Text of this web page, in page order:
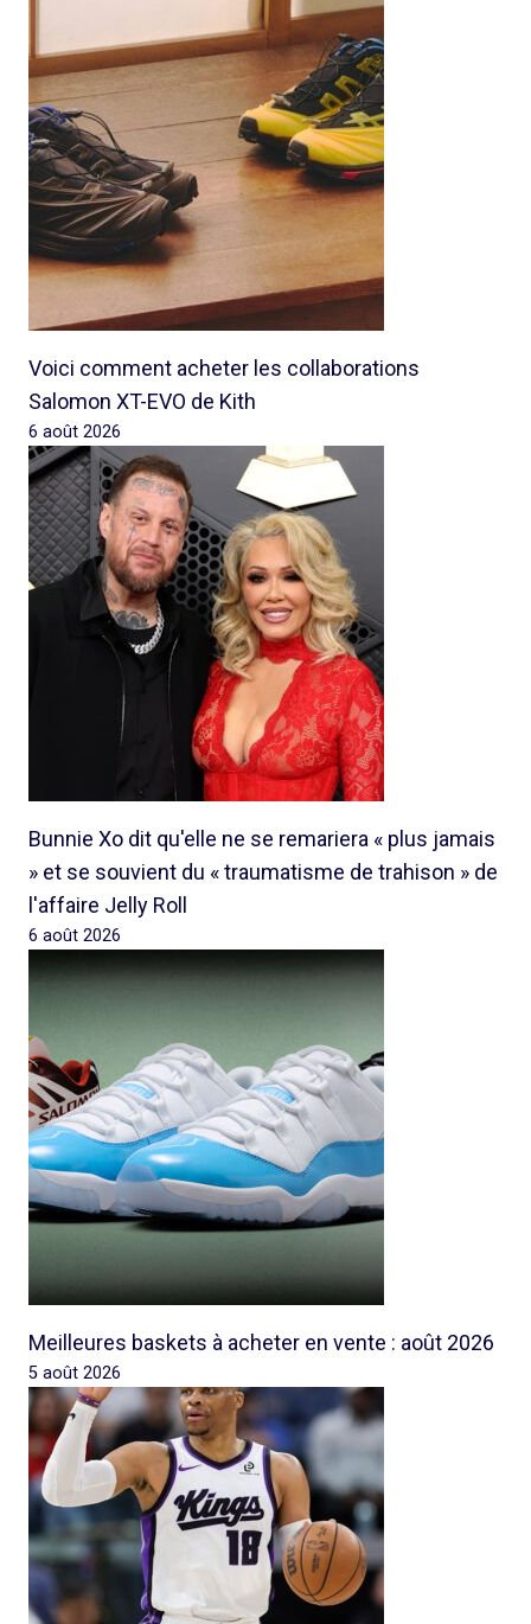
Voici comment acheter les collaborations
Salomon XT-EVO de Kith
6 août 2026
Bunnie Xo dit qu'elle ne se remariera « plus jamais
» et se souvient du « traumatisme de trahison » de
l'affaire Jelly Roll
6 août 2026
Meilleures baskets à acheter en vente : août 2026
5 août 2026